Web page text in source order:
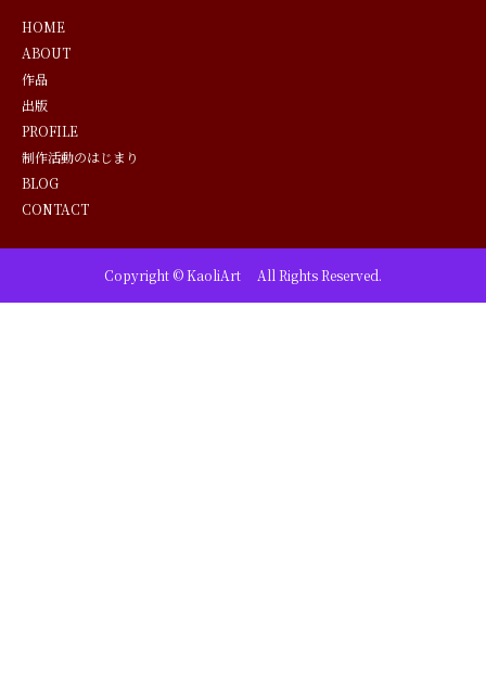
HOME
ABOUT
作品
出版
PROFILE
制作活動のはじまり
BLOG
CONTACT
Copyright © KaoliArt All Rights Reserved.